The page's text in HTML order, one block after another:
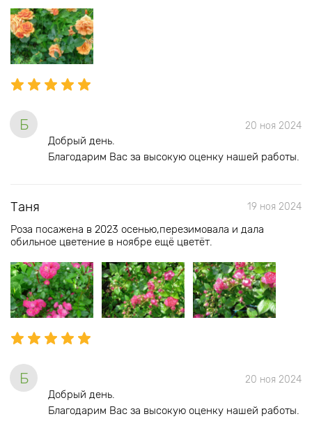
Б 20 ноя 2024
Добрый день.
Благодарим Вас за высокую оценку нашей работы.
Таня 19 ноя 2024
Роза посажена в 2023 осенью,перезимовала и дала
обильное цветение в ноябре ещё цветёт.
Б 20 ноя 2024
Добрый день.
Благодарим Вас за высокую оценку нашей работы.